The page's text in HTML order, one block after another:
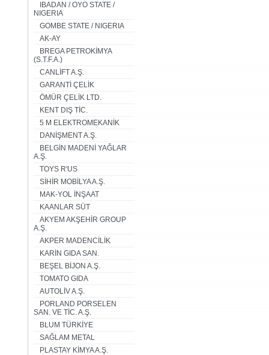
IBADAN / OYO STATE /
NIGERIA
GOMBE STATE / NIGERIA
AK-AY
BREGA PETROKİMYA
(S.T.F.A.)
CANLİFT A.Ş.
GARANTİ ÇELİK
ÖMÜR ÇELİK LTD.
KENT DIŞ TİC.
5 M ELEKTROMEKANİK
DANİŞMENT A.Ş.
BELGİN MADENİ YAĞLAR
A.Ş.
TOYS R'US
SİHİR MOBİLYA A.Ş.
MAK-YOL İNŞAAT
KAANLAR SÜT
AKYEM AKŞEHİR GROUP
A.Ş.
AKPER MADENCİLİK
KARİN GIDA SAN.
BEŞEL BİJON A.Ş.
TOMATO GIDA
AUTOLİV A.Ş.
PORLAND PORSELEN
SAN. VE TİC. A.Ş.
BLUM TÜRKİYE
SAĞLAM METAL
PLASTAY KİMYA A.Ş.